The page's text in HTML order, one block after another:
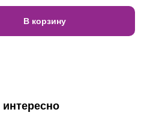
В корзину